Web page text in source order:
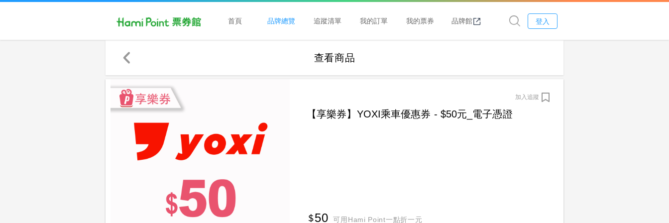
首頁 品牌總覽 追蹤清單 我的訂單 我的票券 品牌館 登入
查看商品
加入追蹤
【享樂券】YOXI乘車優惠券 - $50元_電子憑證
50 可用Hami Point一點折一元